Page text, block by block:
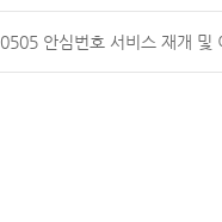
0505 안심번호 서비스 재개 및